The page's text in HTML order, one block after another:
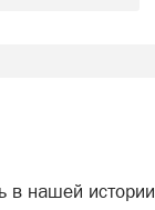
в нашей истории